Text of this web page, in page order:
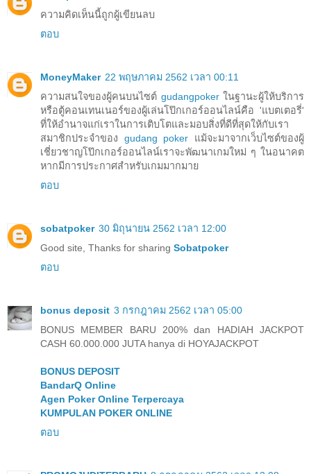
ความคิดเห็นนี้ถูกผู้เขียนลบ
ตอบ
MoneyMaker 22 พฤษภาคม 2562 เวลา 00:11
ความสนใจของผู้คนบนไซต์ gudangpokerในฐานะผู้ให้บริการ
หรือตู้คอนเทนเนอร์ของผู้เล่นโป๊กเกอร์ออนไลน์คือ 'แบตเตอรี่'
ที่ให้อำนาจแก่เราในการเติบโตและมอบสิ่งที่ดีที่สุดให้กับเรา
สมาชิกประจำของ gudang poker แม้จะมาจากเว็บไซต์ของผู้
เชี่ยวชาญโป๊กเกอร์ออนไลน์เราจะพัฒนาเกมใหม่ ๆ ในอนาคต
หากมีการประกาศสำหรับเกมมากมาย
ตอบ
sobatpoker 30 มิถุนายน 2562 เวลา 12:00
Good site, Thanks for sharing Sobatpoker
ตอบ
bonus deposit 3 กรกฎาคม 2562 เวลา 05:00
BONUS MEMBER BARU 200% dan HADIAH JACKPOT
CASH 60.000.000 JUTA hanya di HOYAJACKPOT
BONUS DEPOSIT
BandarQ Online
Agen Poker Online Terpercaya
KUMPULAN POKER ONLINE
ตอบ